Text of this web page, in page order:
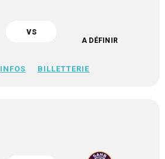
vs
A DÉFINIR
INFOS BILLETTERIE